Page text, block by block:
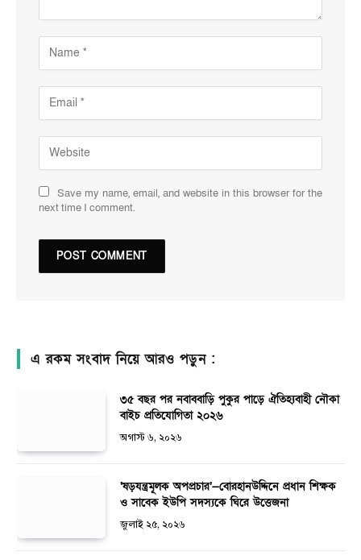
Save my name, email, and website in this browser for the
next time I comment.
এ রকম সংবাদ নিয়ে আরও পড়ুন :
৩৫ বছর পর নবাববাড়ি পুকুর পাড়ে ঐতিহ্যবাহী নৌকা
বাইচ প্রতিযোগিতা ২০২৬
অগাস্ট ৬, ২০২৬
‘ষড়যন্ত্রমূলক অপপ্রচার’—বোরহানউদ্দিনে প্রধান শিক্ষক
ও সাবেক ইউপি সদস্যকে ঘিরে উত্তেজনা
জুলাই ২৫, ২০২৬